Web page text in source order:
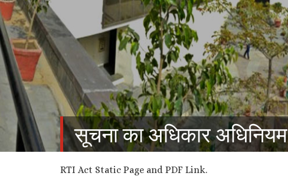
सूचना का अधिकार अधिनियम
RTI Act Static Page and PDF Link.